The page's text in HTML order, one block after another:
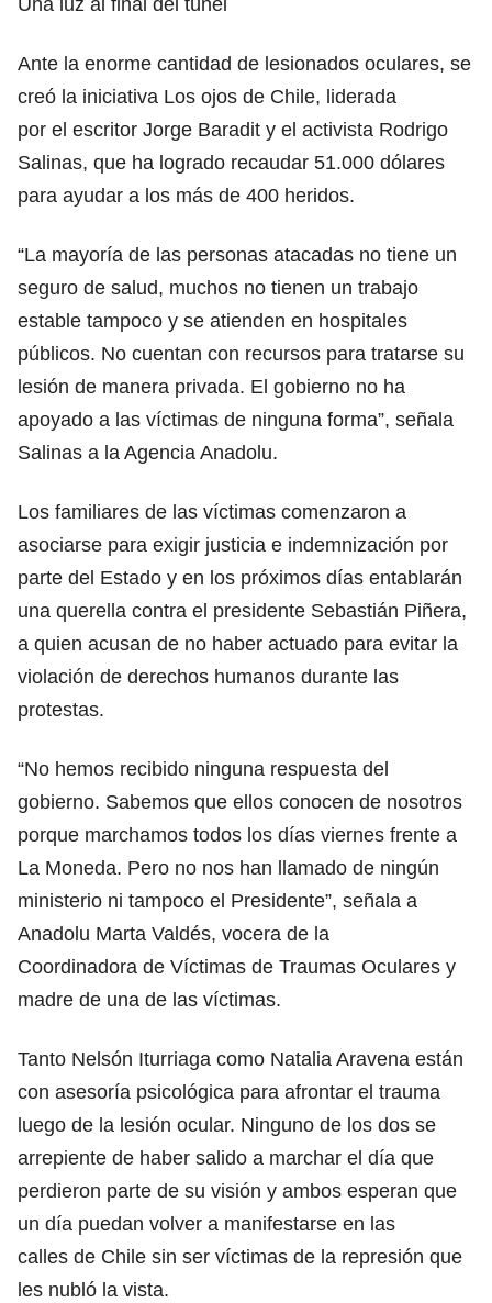
Ante la enorme cantidad de lesionados oculares, se
creó la iniciativa Los ojos de Chile, liderada
por el escritor Jorge Baradit y el activista Rodrigo
Salinas, que ha logrado recaudar 51.000 dólares
para ayudar a los más de 400 heridos.
“La mayoría de las personas atacadas no tiene un
seguro de salud, muchos no tienen un trabajo
estable tampoco y se atienden en hospitales
públicos. No cuentan con recursos para tratarse su
lesión de manera privada. El gobierno no ha
apoyado a las víctimas de ninguna forma”, señala
Salinas a la Agencia Anadolu.
Los familiares de las víctimas comenzaron a
asociarse para exigir justicia e indemnización por
parte del Estado y en los próximos días entablarán
una querella contra el presidente Sebastián Piñera,
a quien acusan de no haber actuado para evitar la
violación de derechos humanos durante las
protestas.
“No hemos recibido ninguna respuesta del
gobierno. Sabemos que ellos conocen de nosotros
porque marchamos todos los días viernes frente a
La Moneda. Pero no nos han llamado de ningún
ministerio ni tampoco el Presidente”, señala a
Anadolu Marta Valdés, vocera de la
Coordinadora de Víctimas de Traumas Oculares y
madre de una de las víctimas.
Tanto Nelsón Iturriaga como Natalia Aravena están
con asesoría psicológica para afrontar el trauma
luego de la lesión ocular. Ninguno de los dos se
arrepiente de haber salido a marchar el día que
perdieron parte de su visión y ambos esperan que
un día puedan volver a manifestarse en las
calles de Chile sin ser víctimas de la represión que
les nubló la vista.